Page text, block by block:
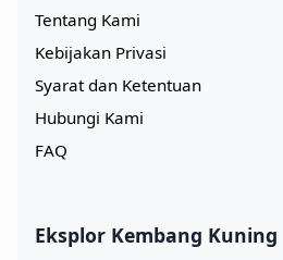
Tentang Kami
Kebijakan Privasi
Syarat dan Ketentuan
Hubungi Kami
FAQ
Eksplor Kembang Kuning